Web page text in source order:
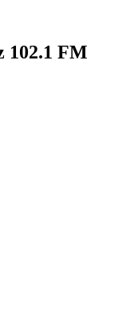
102.1 FM